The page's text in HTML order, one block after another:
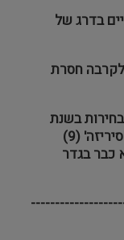
בדרג של
לקרבה חסרת
בשנת
2015 עלתה מפלגת השמאל הקיצוני 'סיריזה' (9)
כבר בגדר